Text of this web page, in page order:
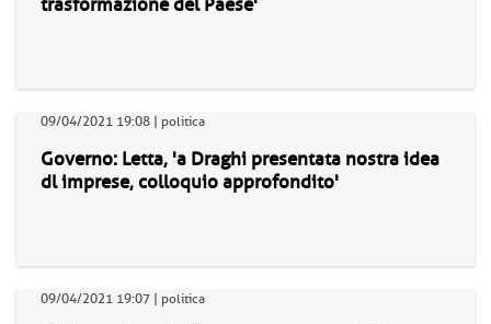
trasformazione del Paese'
09/04/2021 19:08 | politica
Governo: Letta, 'a Draghi presentata nostra idea
dl imprese, colloquio approfondito'
09/04/2021 19:07 | politica